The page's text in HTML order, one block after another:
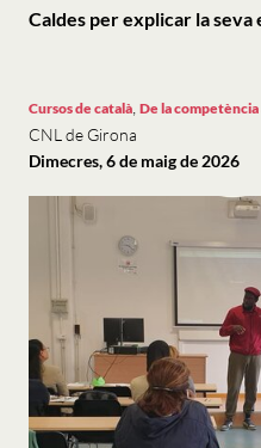
Caldes per explicar la
Cursos de català, De la competència
CNL de Girona
Dimecres, 6 de maig de 2026